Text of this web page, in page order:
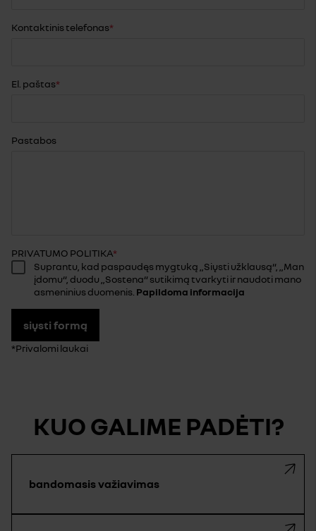
Kontaktinis telefonas
El. paštas
Pastabos
PRIVATUMO POLITIKA
Suprantu, kad paspaudęs mygtuką „Siųsti užklausą“, „Man
įdomu“, duodu „Sostena“ sutikimą tvarkyti ir naudoti mano
asmeninius duomenis. Papildoma informacija
siųsti formą
*Privalomi laukai
KUO GALIME PADĖTI?
bandomasis važiavimas